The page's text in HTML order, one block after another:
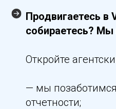
Продвигаетесь в
собираетесь?
Откройте
— мы
отчетности;